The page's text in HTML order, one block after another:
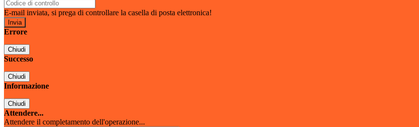
E-mail inviata, si prega di controllare la casella di posta elettronica!
Errore
Chiudi
Successo
Chiudi
Informazione
Chiudi
Attendere...
Attendere il completamento dell'operazione...